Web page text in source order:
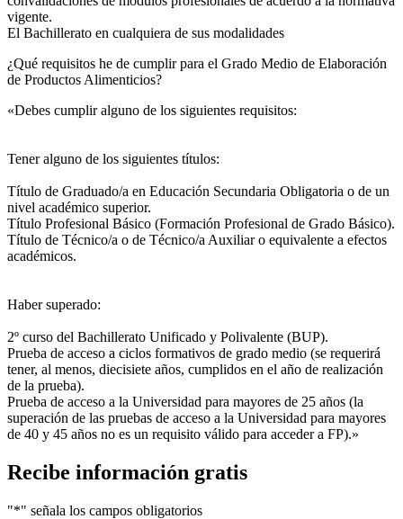
vigente.
El Bachillerato en cualquiera de sus modalidades
¿Qué requisitos he de cumplir para el Grado Medio de Elaboración
de Productos Alimenticios?
«Debes cumplir alguno de los siguientes requisitos:
Tener alguno de los siguientes títulos:
Título de Graduado/a en Educación Secundaria Obligatoria o de un
nivel académico superior.
Título Profesional Básico (Formación Profesional de Grado Básico).
Título de Técnico/a o de Técnico/a Auxiliar o equivalente a efectos
académicos.
Haber superado:
2º curso del Bachillerato Unificado y Polivalente (BUP).
Prueba de acceso a ciclos formativos de grado medio (se requerirá
tener, al menos, diecisiete años, cumplidos en el año de realización
de la prueba).
Prueba de acceso a la Universidad para mayores de 25 años (la
superación de las pruebas de acceso a la Universidad para mayores
de 40 y 45 años no es un requisito válido para acceder a FP).»
Recibe información gratis
"*" señala los campos obligatorios